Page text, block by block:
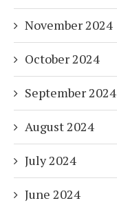
November 2024
October 2024
September 2024
August 2024
July 2024
June 2024